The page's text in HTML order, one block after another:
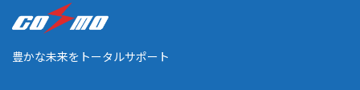
豊かな未来をトータルサポート